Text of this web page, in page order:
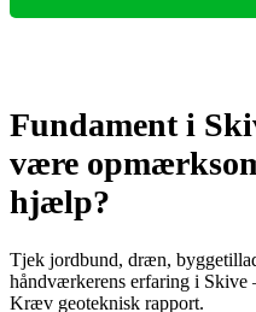
Fundament i
være
hjælp?
Tjek jordbund, dræn,
håndværkerens erfaring i
Kræv geoteknisk rapport.